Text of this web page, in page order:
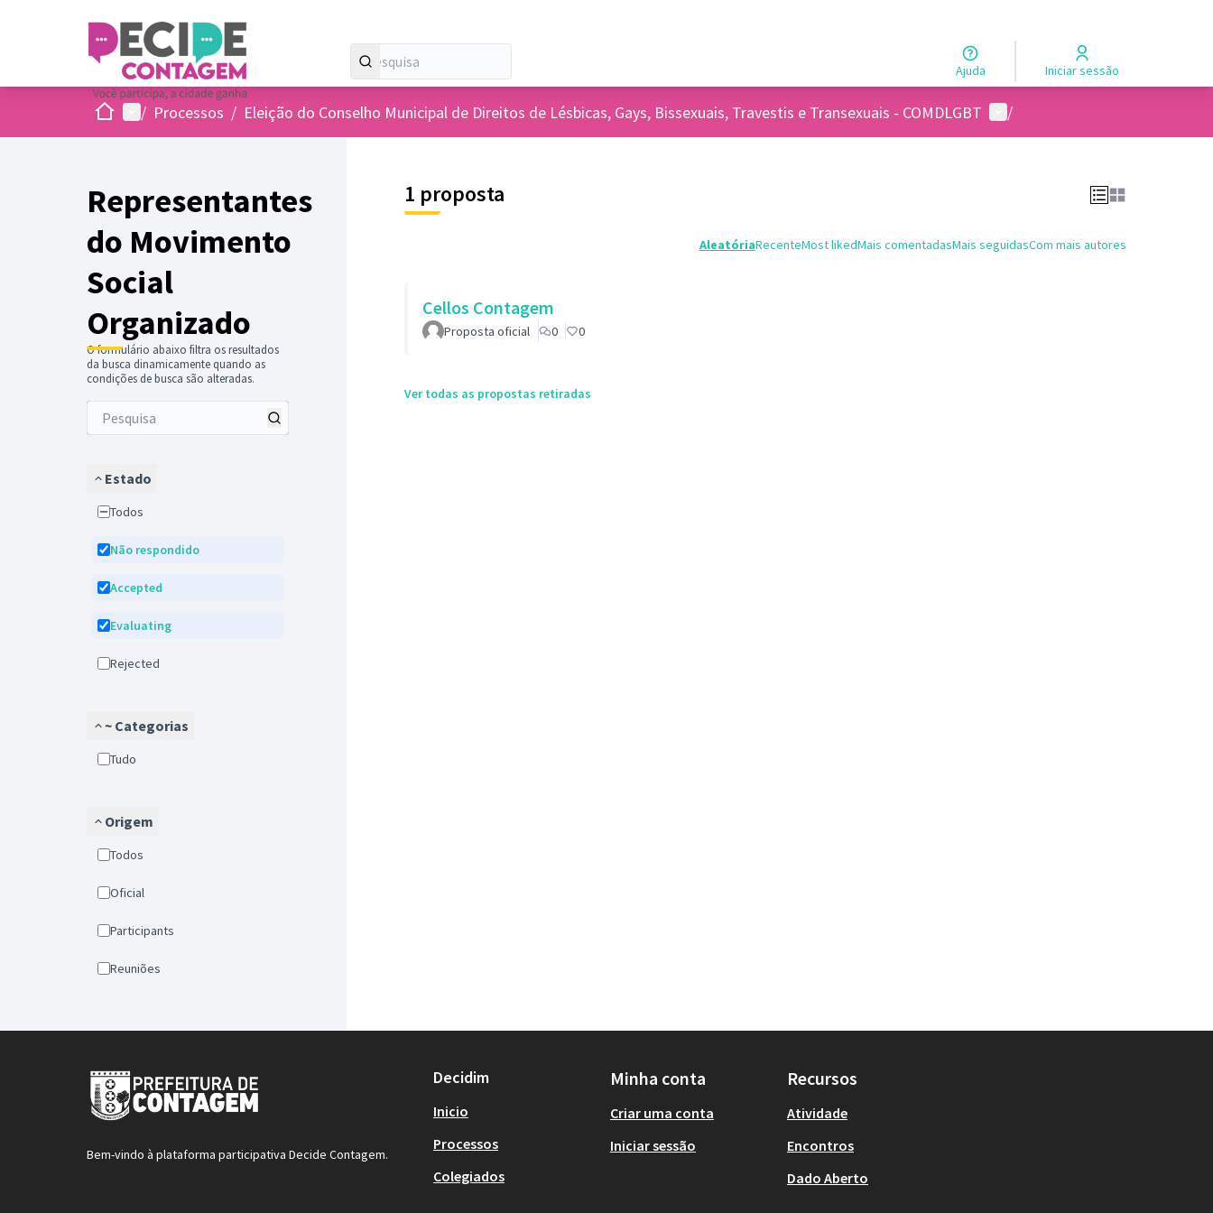
Ajuda Iniciar sessão
InicioMenu principal
/ Processos / Eleição do Conselho Municipal de Direitos de Lésbicas, Gays, Bissexuais, Travestis e Transexuais - COMDLGBT Menu de usuários
/
Representantes
do Movimento
Social
Organizado
O formulário abaixo filtra os resultados
da busca dinamicamente quando as
condições de busca são alteradas.
Estado
Todos
Não respondido
Accepted
Evaluating
Rejected
~ Categorias
tudo
Origem
Todos
Oficial
Participants
Reuniões
1 proposta
AleatóriaRecenteMost likedMais comentadasMais seguidasCom mais autores
Cellos Contagem
Proposta oficial 0 0
Ver todas as propostas retiradas
Bem-vindo à plataforma participativa Decide Contagem.
Decidim
Inicio
Processos
Colegiados
Minha conta
Criar uma conta
Iniciar sessão
Recursos
Atividade
Encontros
Dado Aberto